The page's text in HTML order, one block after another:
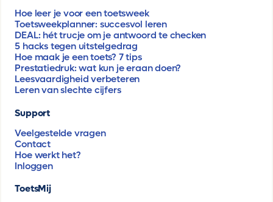
Hoe leer je voor een toetsweek
Toetsweekplanner: succesvol leren
DEAL: hét trucje om je antwoord te checken
5 hacks tegen uitstelgedrag
Hoe maak je een toets? 7 tips
Prestatiedruk: wat kun je eraan doen?
Leesvaardigheid verbeteren
Leren van slechte cijfers
Support
Veelgestelde vragen
Contact
Hoe werkt het?
Inloggen
ToetsMij